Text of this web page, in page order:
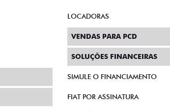
LOCADORAS
VENDAS PARA PCD
SOLUÇÕES FINANCEIRAS
SIMULE O FINANCIAMENTO
FIAT POR ASSINATURA